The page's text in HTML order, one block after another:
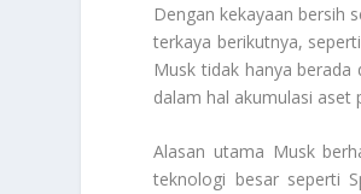
Dengan kekayaan bersih
terkaya berikutnya,
Musk tidak hanya
dalam hal akumulasi aset
Alasan utama Musk
teknologi besar seperti